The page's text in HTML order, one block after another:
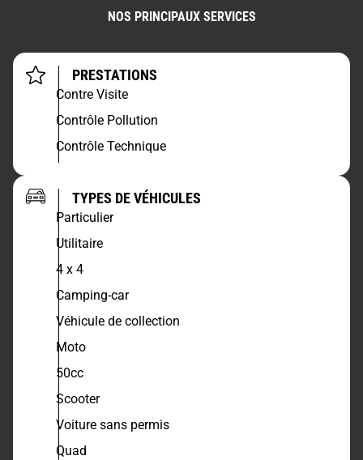
NOS PRINCIPAUX SERVICES
PRESTATIONS
Contre Visite
Contrôle Pollution
Contrôle Technique
TYPES DE VÉHICULES
Particulier
Utilitaire
4 x 4
Camping-car
Véhicule de collection
Moto
50cc
Scooter
Voiture sans permis
Quad